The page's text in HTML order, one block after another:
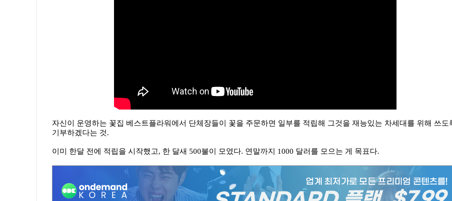
자신이 운영하는 꽃집 베스트플라워에서 단체장들이 꽃을 주문하면 일부를 적립해 그것을 재능있는 차세대를 위해 쓰도
기부하겠다는 것.
이미 한달 전에 적립을 시작했고, 한 달새 500불이 모였다. 연말까지 1000 달러를 모으는 게 목표다.